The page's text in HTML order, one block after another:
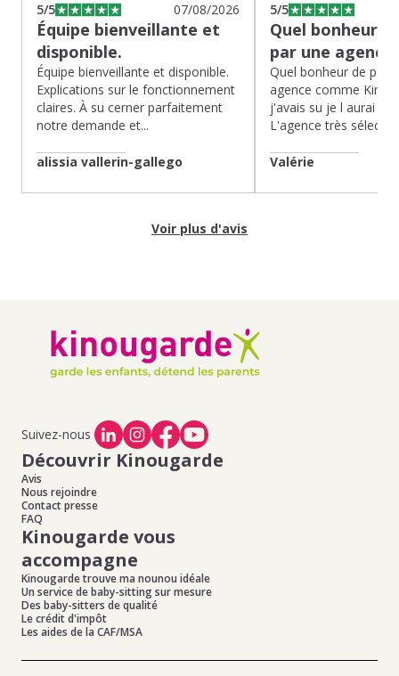
5/5 07/08/2026
Équipe bienveillante et
disponible.
Équipe bienveillante et disponible.
Explications sur le fonctionnement
claires. À su cerner parfaitement
notre demande et...
alissia vallerin-gallego
5/5
Quel bonheur
par une
Quel bonheur de
agence comme
j'avais su je l aurai
L'agence très
Valérie
Voir plus d'avis
Suivez-nous
Découvrir Kinougarde
Avis
Nous rejoindre
Contact presse
FAQ
Kinougarde vous
accompagne
Kinougarde trouve ma nounou idéale
Un service de baby-sitting sur mesure
Des baby-sitters de qualité
Le crédit d'impôt
Les aides de la CAF/MSA